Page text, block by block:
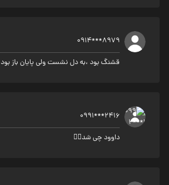
0914***8979
قشنگ بود ،به دل نشست ولی پایان باز بود
0991***2416
داوود چی شد🙂‍↔️